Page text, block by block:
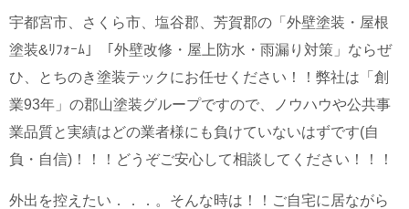
宇都宮市、さくら市、塩谷郡、芳賀郡の「外壁塗装・屋根
塗装&ﾘﾌｫｰﾑ」「外壁改修・屋上防水・雨漏り対策」ならぜ
ひ、とちのき塗装テックにお任せください！！ 弊社は「創
業93年」の郡山塗装グループですので、ノウハウや公共事
業品質と実績はどの業者様にも負けていないはずです(自
負・自信)！！！どうぞご安心して相談してください！！！
外出を控えたい．．．。そんな時は！！ご自宅に居ながら